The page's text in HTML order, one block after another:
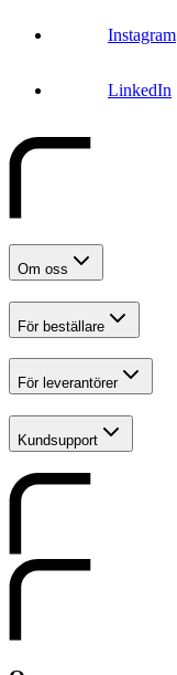
Instagram
LinkedIn
Om oss
För beställare
För leverantörer
Kundsupport